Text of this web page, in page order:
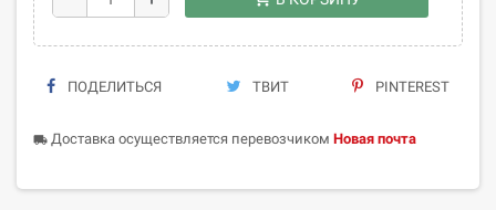
ПОДЕЛИТЬСЯ ТВИТ PINTEREST
local_shipping Доставка осуществляется перевозчиком Новая почта